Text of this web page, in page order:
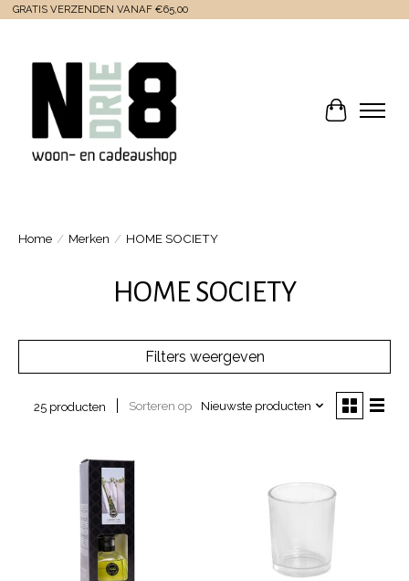
GRATIS VERZENDEN VANAF €65,00
Home / Merken / HOME SOCIETY
HOME SOCIETY
Filters weergeven
25 producten Sorteren op Nieuwste producten